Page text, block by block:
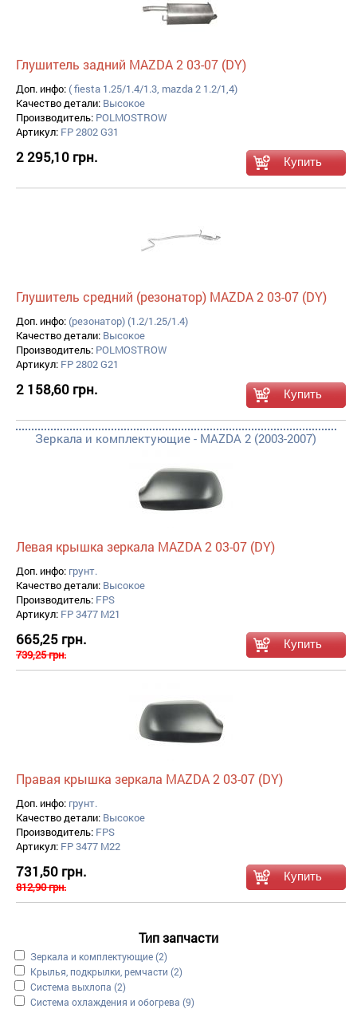
Тип запчасти
Apply Зеркала и комплектующие filter
Зеркала и комплектующие (2)
Apply Крылья, подкрылки, ремчасти filter
Крылья, подкрылки, ремчасти (2)
Apply Система выхлопа filter
Система выхлопа (2)
Apply Система охлаждения и обогрева filter
Система охлаждения и обогрева (9)
Глушитель задний MAZDA 2 03-07 (DY)
Доп. инфо: ( fiesta 1.25/1.4/1.3, mazda 2 1.2/1,4)
Качество детали: Высокое
Производитель: POLMOSTROW
Артикул: FP 2802 G31
2 295,10 грн.
Глушитель средний (резонатор) MAZDA 2 03-07 (DY)
Доп. инфо: (резонатор) (1.2/1.25/1.4)
Качество детали: Высокое
Производитель: POLMOSTROW
Артикул: FP 2802 G21
2 158,60 грн.
Зеркала и комплектующие - MAZDA 2 (2003-2007)
Левая крышка зеркала MAZDA 2 03-07 (DY)
Доп. инфо: грунт.
Качество детали: Высокое
Производитель: FPS
Артикул: FP 3477 M21
665,25 грн.
739,25 грн.
Правая крышка зеркала MAZDA 2 03-07 (DY)
Доп. инфо: грунт.
Качество детали: Высокое
Производитель: FPS
Артикул: FP 3477 M22
731,50 грн.
812,90 грн.